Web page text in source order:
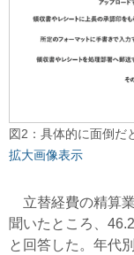
図2：具体的に面倒だ
拡大画像表示
立替経費の精算
聞いたところ、
と回答した。年代